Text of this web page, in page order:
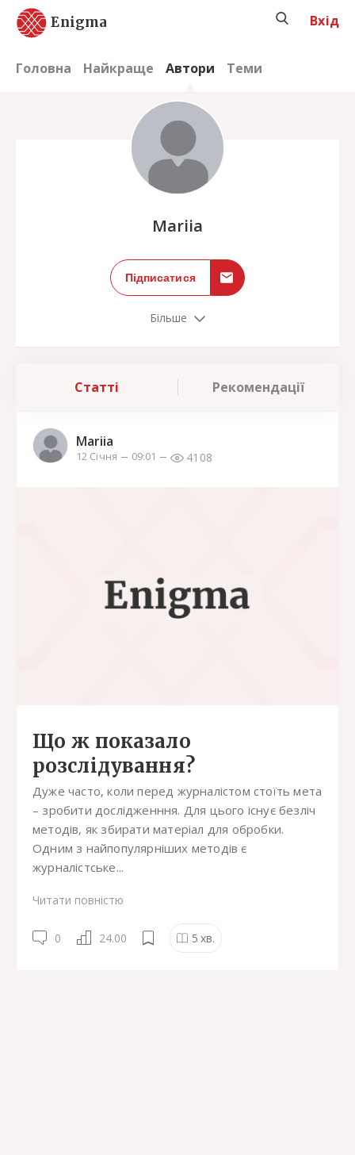
Enigma
Головна Найкраще Автори Теми
Вхід
Mariia
Підписатися
Більше
Статті Рекомендації
Mariia
12 Січня 09:01 4108
Що ж показало
розслідування?
Дуже часто, коли перед журналістом стоїть мета
– зробити дослідженння. Для цього існує безліч
методів, як збирати матеріал для обробки.
Одним з найпопулярніших методів є
журналістське...
Читати повністю
0 24.00 5 хв.